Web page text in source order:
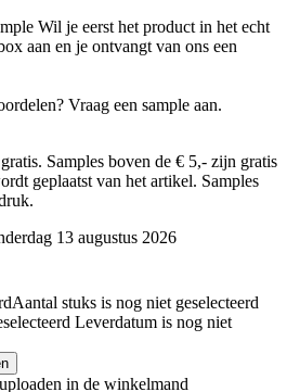
Wil je eerst het product in het echt
aan en je ontvangt van ons een
Vraag een sample aan.
Samples boven de € 5,- zijn gratis
geplaatst van het artikel. Samples
13 augustus 2026
Aantal stuks is nog niet geselecteerd
Leverdatum is nog niet
in de winkelmand